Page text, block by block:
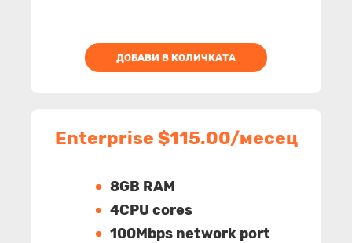
ДОБАВИ В КОЛИЧКАТА
Enterprise $115.00/месец
8GB RAM
4CPU cores
100Mbps network port